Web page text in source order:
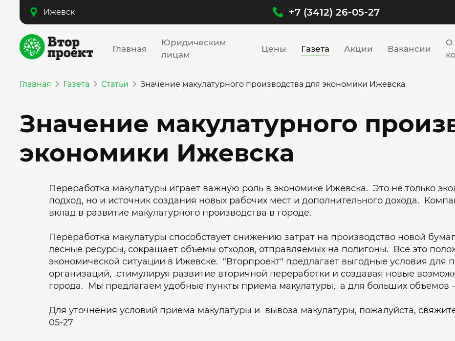
Ижевск +7 (3412) 26-05-27
Главная
Юридическим
лицам
Цены Газета Акции Вакансии
О
Главная Газета Статьи Значение макулатурного производства для экономики Ижевска
Значение макулатурного
экономики Ижевска
Переработка макулатуры играет важную роль в экономике Ижевска. Это не только
подход, но и источник создания новых рабочих мест и дополнительного дохода.
вклад в развитие макулатурного производства в городе.
Переработка макулатуры способствует снижению затрат на производство новой
лесные ресурсы, сокращает объемы отходов, отправляемых на полигоны. Все это
экономической ситуации в Ижевске. "Вторпроект" предлагает выгодные условия для
организаций, стимулируя развитие вторичной переработки и создавая новые
города. Мы предлагаем удобные пункты приема макулатуры, а для больших объемов –
Для уточнения условий приема макулатуры и вывоза макулатуры, пожалуйста,
05-27